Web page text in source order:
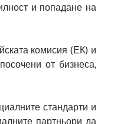
и попадане на
комисия (ЕК) и
от бизнеса,
стандарти и
партньори да